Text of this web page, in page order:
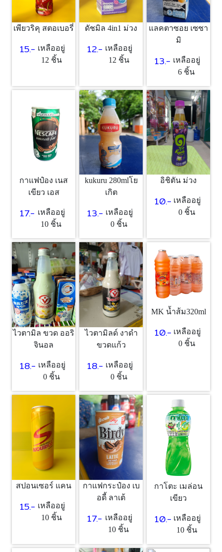
เพียวริคุ สตอเบอรี่
15.- เหลืออยู่
12 ชิ้น
ดัชมิล 4in1 ม่วง
12.- เหลืออยู่
12 ชิ้น
แลคตาซอย เซซา
มิ
13.- เหลืออยู่
6 ชิ้น
กาแฟป๋อง เนส
เขียว เอส
17.- เหลืออยู่
10 ชิ้น
kukuru 280mlโย
เกิต
13.- เหลืออยู่
0 ชิ้น
อิชิตัน ม่วง
10.- เหลืออยู่
0 ชิ้น
ไวตามิล ขวด ออริ
จินอล
18.- เหลืออยู่
0 ชิ้น
ไวตามิลด์ งาดำ
ขวดแก้ว
18.- เหลืออยู่
0 ชิ้น
MK น้ำส้ม320ml
10.- เหลืออยู่
0 ชิ้น
สปอนเซอร์ แคน
15.- เหลืออยู่
10 ชิ้น
กาแฟกระป๋อง เบ
อดี้ ลาเต้
17.- เหลืออยู่
10 ชิ้น
กาโตะ เมล่อน
เขียว
10.- เหลืออยู่
10 ชิ้น